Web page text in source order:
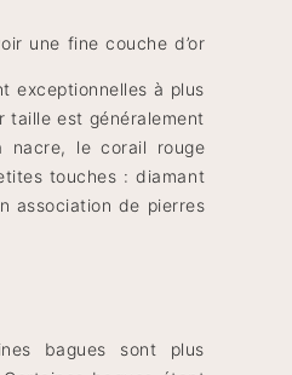
une fine couche d’or
exceptionnelles à plus
est généralement
nacre, le corail rouge
touches : diamant
association de pierres
bagues sont plus